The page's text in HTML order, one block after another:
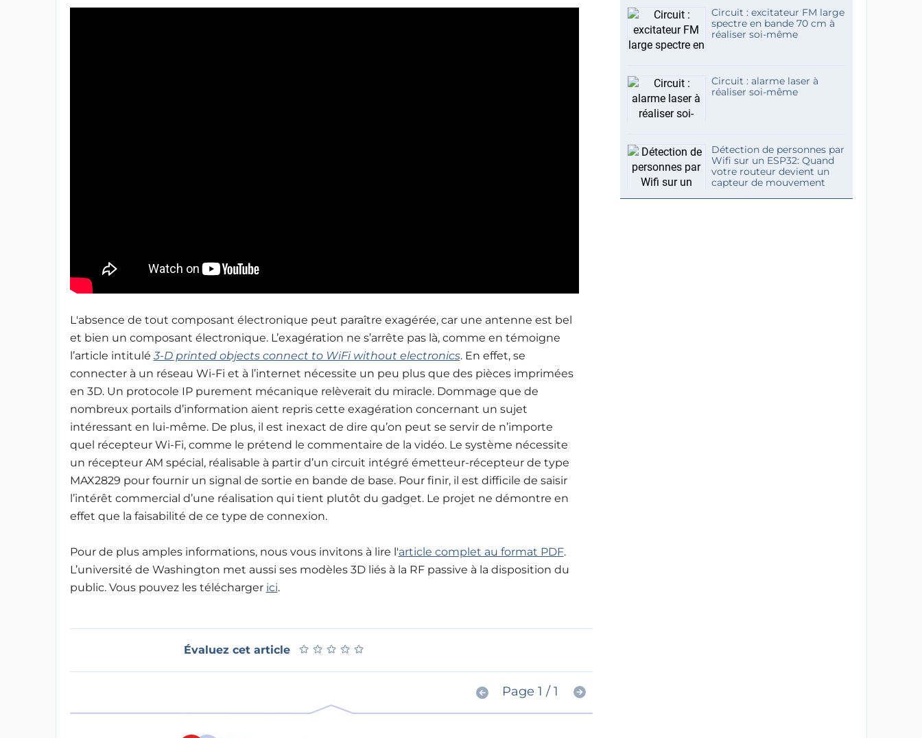
L'absence de tout composant électronique peut paraître exagérée, car une antenne est bel
et bien un composant électronique. L’exagération ne s’arrête pas là, comme en témoigne
l’article intitulé3-D printed objects connect to WiFi without electronics. En effet, se
connecter à un réseau Wi-Fi et à l’internet nécessite un peu plus que des pièces imprimées
en 3D. Un protocole IP purement mécanique relèverait du miracle. Dommage que de
nombreux portails d’information aient repris cette exagération concernant un sujet
intéressant en lui-même. De plus, il est inexact de dire qu’on peut se servir de n’importe
quel récepteur Wi-Fi, comme le prétend le commentaire de la vidéo. Le système nécessite
un récepteur AM spécial, réalisable à partir d’un circuit intégré émetteur-récepteur de type
MAX2829 pour fournir un signal de sortie en bande de base. Pour finir, il est difficile de saisir
l’intérêt commercial d’une réalisation qui tient plutôt du gadget. Le projet ne démontre en
effet que la faisabilité de ce type de connexion.
Pour de plus amples informations, nous vous invitons à lire l'article complet au format PDF.
L’université de Washington met aussi ses modèles 3D liés à la RF passive à la disposition du
public. Vous pouvez les télécharger ici.
Évaluez cet article ★ ★ ★ ★ ★
★ ★ ★ ★ ★
Page 1 / 1
Circuit : excitateur FM large
spectre en bande 70 cm à
réaliser soi-même
Circuit : alarme laser à
réaliser soi-même
Détection de personnes par
Wifi sur un ESP32: Quand
votre routeur devient un
capteur de mouvement